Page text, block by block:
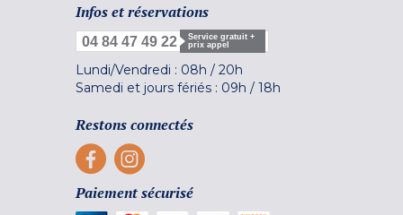
Infos et réservations
04 84 47 49 22
Service gratuit +
prix appel
Lundi/Vendredi : 08h / 20h
Samedi et jours fériés : 09h / 18h
Restons connectés
Paiement sécurisé